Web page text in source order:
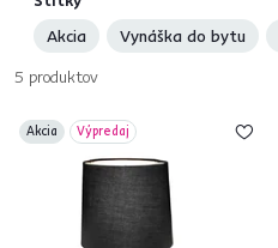
Akcia
Vynáška do bytu
5 produktov
Akcia Výpredaj